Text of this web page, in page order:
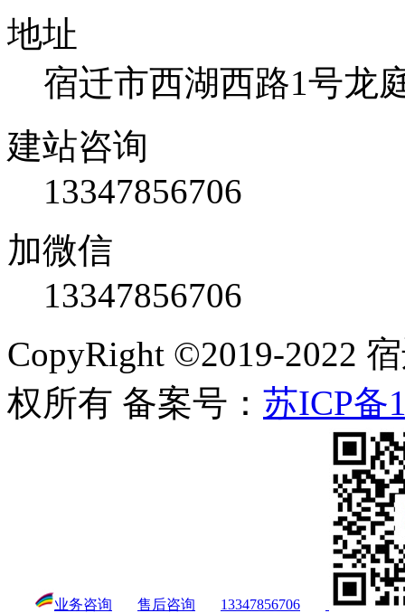
地址
宿迁市西湖西路1号龙
建站咨询
13347856706
加微信
13347856706
CopyRight ©2019-2022
权所有 备案号： 苏ICP备
业务咨询 售后咨询 13347856706